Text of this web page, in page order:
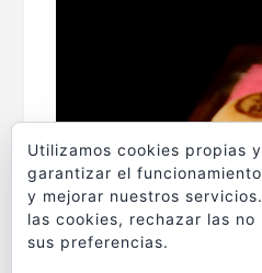
Utilizamos cookies propias
garantizar el
y mejorar nuestros
las cookies, rechazar las
sus preferencias.